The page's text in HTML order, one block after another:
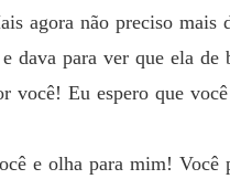
agora não preciso
dava para ver que ela de
você! Eu espero que
e olha para mim! Você